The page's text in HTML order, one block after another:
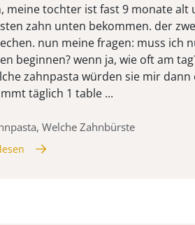
meine tochter ist fast 9 monate alt
zahn unten bekommen. der
nun meine fragen: muss ich
beginnen? wenn ja, wie oft am
zahnpasta würden sie mir dann
täglich 1 table ...
Welche Zahnbürste